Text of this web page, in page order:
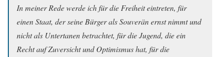
In meiner Rede werde ich für die Freiheit eintreten, für
einen Staat, der seine Bürger als Souverän ernst nimmt und
nicht als Untertanen betrachtet, für die Jugend, die ein
Recht auf Zuversicht und Optimismus hat, für die